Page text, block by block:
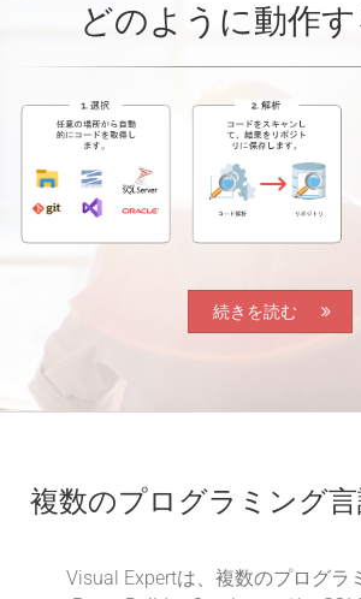
どのように動作す
続きを読む
複数のプログラミング
Visual Expertは、複数のプログラ